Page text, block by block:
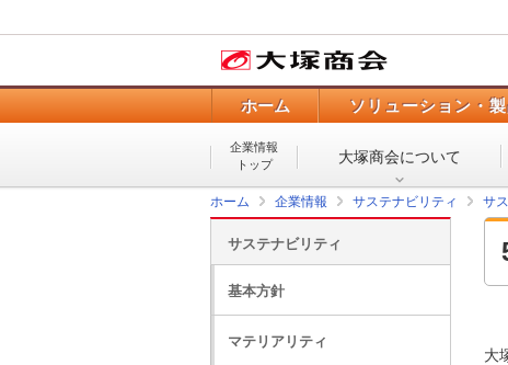
ホーム ソリューション・
企業情報
トップ
大塚商会について
ホーム 企業情報 サステナビリティ サ
大
サステナビリティ
基本方針
マテリアリティ